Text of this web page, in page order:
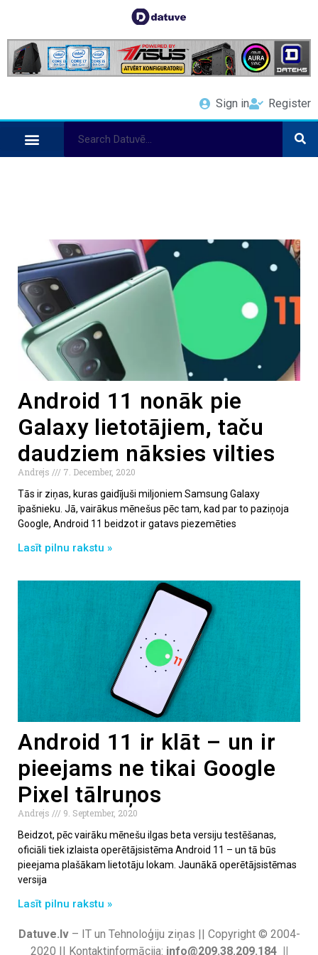
Sign in Register
Android 11 nonāk pie
Galaxy lietotājiem, taču
daudziem nāksies vilties
Andrejs
7. December, 2020
Tās ir ziņas, kuras gaidījuši miljoniem Samsung Galaxy
īpašnieku. Jā, vairākus mēnešus pēc tam, kad par to paziņoja
Google, Android 11 beidzot ir gatavs piezemēties
Lasīt pilnu rakstu »
Android 11 ir klāt – un ir
pieejams ne tikai Google
Pixel tālruņos
Andrejs
9. September, 2020
Beidzot, pēc vairāku mēnešu ilgas beta versiju testēšanas,
oficiāli tiek izlaista operētājsistēma Android 11 – un tā būs
pieejama plašākam lietotāju lokam. Jaunākā operētājsistēmas
versija
Lasīt pilnu rakstu »
Datuve.lv– IT un Tehnoloģiju ziņas || Copyright © 2004-
2020 || Kontaktinformācija: info@209.38.209.184 ||